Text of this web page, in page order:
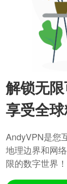
解锁无限
享受全球
AndyVPN是您
地理边界和网
限的数字世界！